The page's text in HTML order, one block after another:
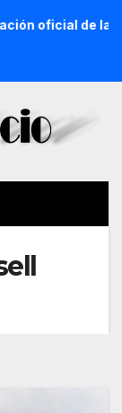
oficial de la